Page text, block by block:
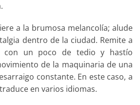
a la brumosa melancolía; alude
dentro de la ciudad. Remite a
con un poco de tedio y hastío
de la maquinaria de una
constante. En este caso, a
en varios idiomas.